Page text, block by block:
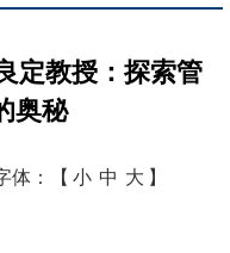
定教授：探索管
奥秘
体：【 小 中 大 】